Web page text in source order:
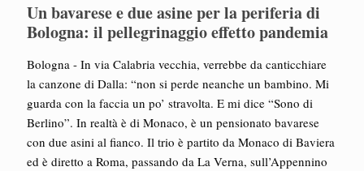
Un bavarese e due asine per la periferia di
Bologna: il pellegrinaggio effetto pandemia
Bologna - In via Calabria vecchia, verrebbe da canticchiare
la canzone di Dalla: “non si perde neanche un bambino. Mi
guarda con la faccia un po’ stravolta. E mi dice “Sono di
Berlino”. In realtà è di Monaco, è un pensionato bavarese
con due asini al fianco. Il trio è partito da Monaco di Baviera
ed è diretto a Roma, passando da La Verna, sull’Appennino